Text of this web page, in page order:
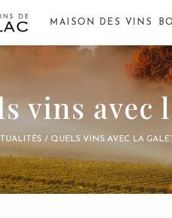
MAISON DES VINS
vins avec
/ QUELS VINS AVEC LA